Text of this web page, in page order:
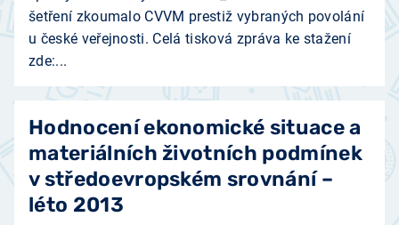
šetření zkoumalo CVVM prestiž vybraných povolání
u české veřejnosti. Celá tisková zpráva ke stažení
zde:...
Hodnocení ekonomické situace a
materiálních životních podmínek
v středoevropském srovnání –
léto 2013